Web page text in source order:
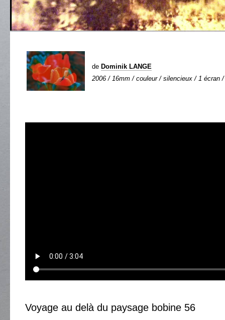
de Dominik LANGE
2006 / 16mm / couleur / silencieux / 1 écran /
Voyage au delà du paysage bobine 56